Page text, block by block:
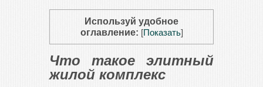
Используй удобное
оглавление: [Показать]
Что такое элитный
жилой комплекс